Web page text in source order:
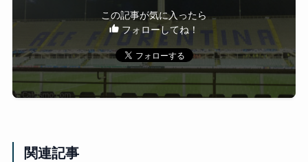
この記事が気に入ったら
フォローしてね！
関連記事